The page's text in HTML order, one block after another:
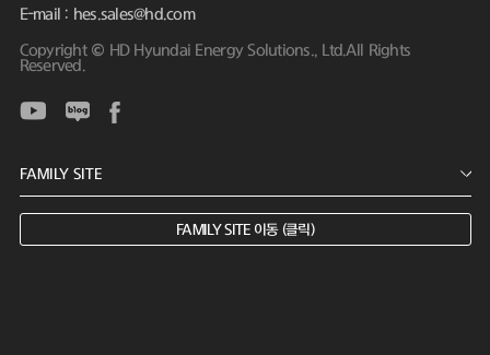
E-mail : hes.sales@hd.com
Copyright © HD Hyundai Energy Solutions., Ltd.All Rights
Reserved.
FAMILY SITE 이동 (클릭)